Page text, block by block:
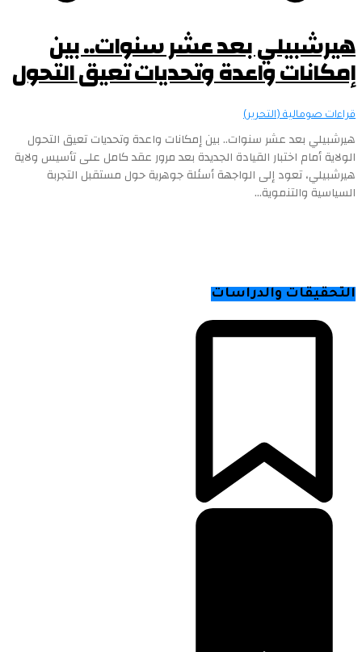
هيرشبيلي بعد عشر سنوات.. بين
إمكانات واعدة وتحديات تعيق التحول
قراءات صومالية (التحرير)
هيرشبيلي بعد عشر سنوات.. بين إمكانات واعدة وتحديات تعيق التحول
الولاية أمام اختبار القيادة الجديدة بعد مرور عقد كامل على تأسيس ولاية
هيرشبيلي، تعود إلى الواجهة أسئلة جوهرية حول مستقبل التجربة
السياسية والتنموية...
التحقيقات والدراسات